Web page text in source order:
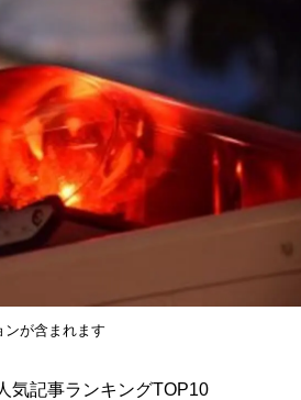
が含まれます
気記事ランキングTOP10